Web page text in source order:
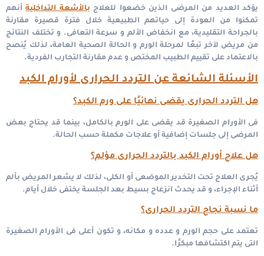
يؤكد العديد من المرضى الذين خضعوا للعلاج بالأشعة التداخليةأنهم
تمكنوا من العودة إلى حياتهم الطبيعية خلال فترة قصيرة مقارنة
بالجراحة التقليدية، مع انخفاض الألم و سرعة التعافى. و تختلف النتائج
من مريض لآخر تبعًا لمرحلة الورم و الحالة الصحية العامة، لذلك يُنصح
بالاعتماد على تقييم الطبيب المختص و عدم مقارنة التجارب الفردية.
الأسئلة الشائعة عن التردد الحرارى لأورام الكبد
هل التردد الحرارى يقضى نهائيًا على ورم الكبد؟
فى الأورام الصغيرة قد يقضى على الورم بالكامل، بينما قد يحتاج بعض
المرضى إلى جلسات إضافية أو علاجات مكملة حسب الحالة.
هل علاج أورام الكبد بالتردد الحرارى مؤلم؟
يُجرى العلاج تحت التخدير الموضعى أو الكلى، لذلك لا يشعر المريض بألم
أثناء الإجراء، و قد يحدث انزعاج بسيط بعد الجلسة يختفى خلال أيام.
ما نسبة نجاح التردد الحرارى؟
تعتمد على حجم الورم و عدده و مكانه، و تكون أعلى فى الأورام الصغيرة
التى يتم اكتشافها مبكرًا.